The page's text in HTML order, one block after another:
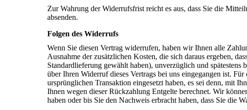
Zur Wahrung der Widerrufsfrist reicht es aus, dass Sie die
absenden.
Folgen des Widerrufs
Wenn Sie diesen Vertrag widerrufen, haben wir Ihnen alle
Ausnahme der zusätzlichen Kosten, die sich daraus ergeben,
Standardlieferung gewählt haben), unverzüglich und
über Ihren Widerruf dieses Vertrags bei uns eingegangen ist.
ursprünglichen Transaktion eingesetzt haben, es sei denn, mit
Ihnen wegen dieser Rückzahlung Entgelte berechnet. Wir
haben oder bis Sie den Nachweis erbracht haben, dass Sie die